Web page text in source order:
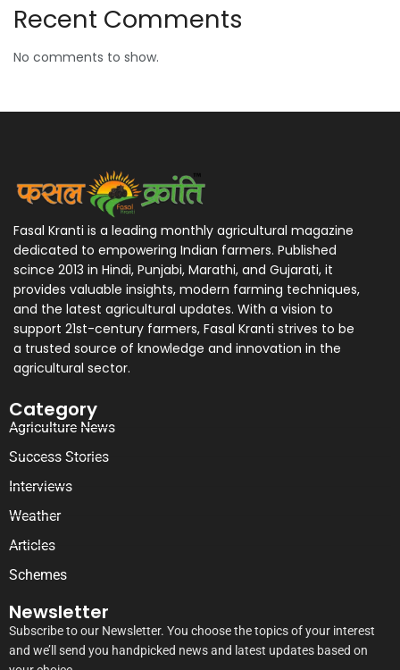
Recent Comments
No comments to show.
Fasal Kranti is a leading monthly agricultural magazine
dedicated to empowering Indian farmers. Published
scince 2013 in Hindi, Punjabi, Marathi, and Gujarati, it
provides valuable insights, modern farming techniques,
and the latest agricultural updates. With a vision to
support 21st-century farmers, Fasal Kranti strives to be
a trusted source of knowledge and innovation in the
agricultural sector.
Category
Agriculture News
Success Stories
Interviews
Weather
Articles
Schemes
Newsletter
Subscribe to our Newsletter. You choose the topics of your interest
and we’ll send you handpicked news and latest updates based on